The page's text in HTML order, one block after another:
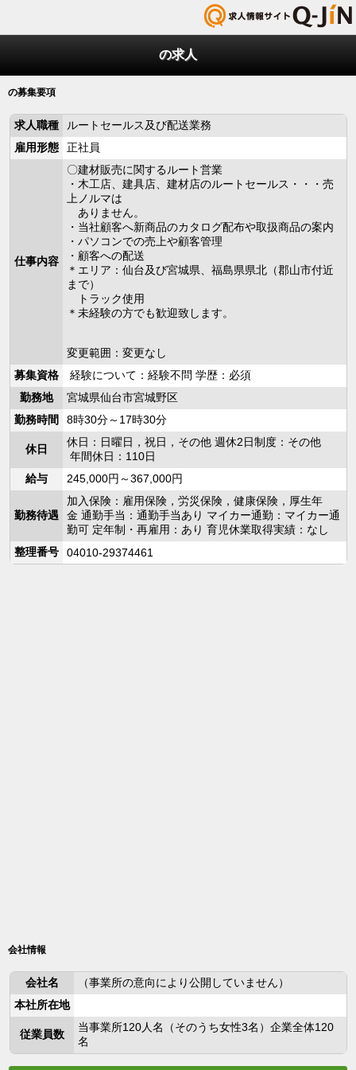
の求人
の募集要項
求人職種
ルートセールス及び配送業務
雇用形態
正社員
仕事内容
〇建材販売に関するルート営業
・木工店、建具店、建材店のルートセールス・・・売
上ノルマは
ありません。
・当社顧客へ新商品のカタログ配布や取扱商品の案内
・パソコンでの売上や顧客管理
・顧客への配送
＊エリア：仙台及び宮城県、福島県県北（郡山市付近
まで）
トラック使用
＊未経験の方でも歓迎致します。
変更範囲：変更なし
募集資格
経験について：経験不問 学歴：必須
勤務地
宮城県仙台市宮城野区
勤務時間
8時30分～17時30分
休日
休日：日曜日，祝日，その他 週休2日制度：その他
年間休日：110日
給与
245,000円～367,000円
勤務待遇
加入保険：雇用保険，労災保険，健康保険，厚生年
金 通勤手当：通勤手当あり マイカー通勤：マイカー通
勤可 定年制・再雇用：あり 育児休業取得実績：なし
整理番号
04010-29374461
会社情報
会社名
（事業所の意向により公開していません）
本社所在地
従業員数
当事業所120人名（そのうち女性3名）企業全体120
名